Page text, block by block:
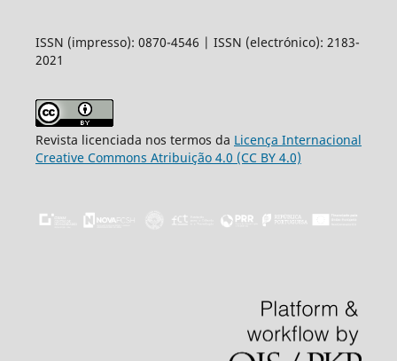
ISSN (impresso): 0870-4546 | ISSN (electrónico): 2183-
2021
Revista licenciada nos termos da Licença Internacional
Creative Commons Atribuição 4.0 (CC BY 4.0)